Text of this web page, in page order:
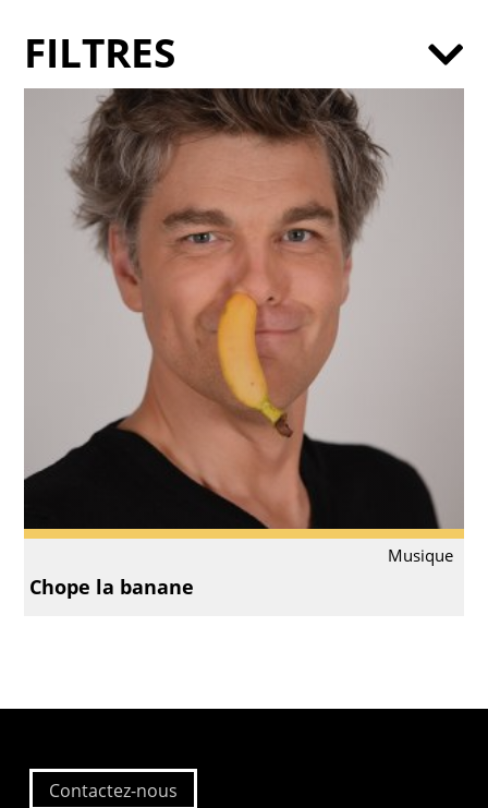
Musique
Chope la banane
FILTRES
Contactez-nous